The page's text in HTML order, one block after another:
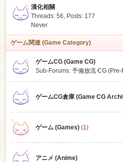
漢化相關
Threads: 56, Posts: 177
Never
ゲーム関連 (Game Category)
ゲームCG (Game CG)
Sub-Forums: 予備放流 CG
ゲームCG倉庫 (Game CG
ゲーム (Games)(1)
アニメ (Anime)